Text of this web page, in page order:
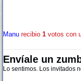
Manu recibio 1 votos con
Envíale un
Lo sentimos. Los invitados